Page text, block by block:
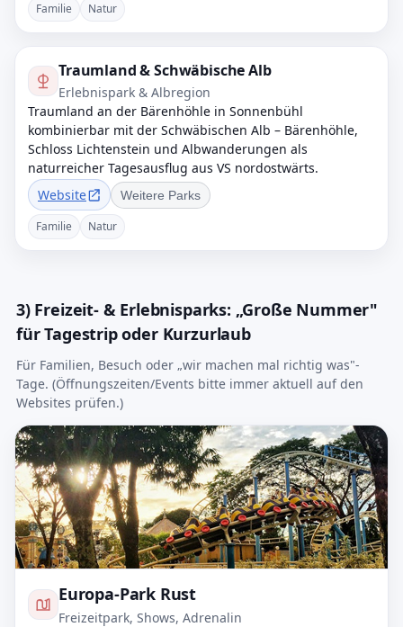
Familie Natur
Traumland & Schwäbische Alb
Erlebnispark & Albregion
Traumland an der Bärenhöhle in Sonnenbühl
kombinierbar mit der Schwäbischen Alb – Bärenhöhle,
Schloss Lichtenstein und Albwanderungen als
naturreicher Tagesausflug aus VS nordostwärts.
Website
Weitere Parks
Familie Natur
3) Freizeit- & Erlebnisparks: „Große Nummer"
für Tagestrip oder Kurzurlaub
Für Familien, Besuch oder „wir machen mal richtig was"-
Tage. (Öffnungszeiten/Events bitte immer aktuell auf den
Websites prüfen.)
Europa-Park Rust
Freizeitpark, Shows, Adrenalin